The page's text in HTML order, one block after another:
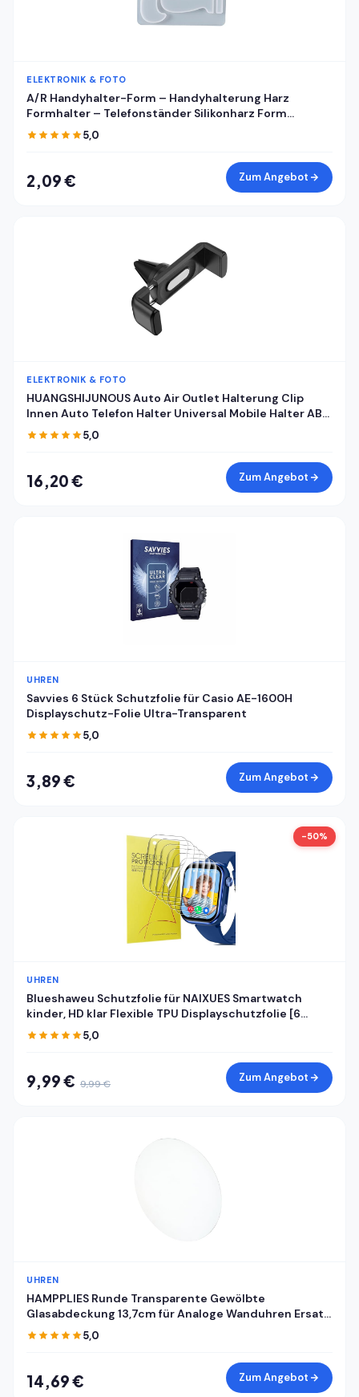
ELEKTRONIK & FOTO
A/R Handyhalter-Form – Handyhalterung Harz
Formhalter – Telefonständer Silikonharz Form
Handyhalter Form Handyhalterung Form
Handyhalterung Form Epoxidharz Gießform für DIY
5,0
2,09 € Zum Angebot
ELEKTRONIK & FOTO
HUANGSHIJUNOUS Auto Air Outlet Halterung Clip
Innen Auto Telefon Halter Universal Mobile Halter ABS
Auto Halterung Telefon Unterstützung Handy Halter
5,0
16,20 € Zum Angebot
UHREN
Savvies 6 Stück Schutzfolie für Casio AE-1600H
Displayschutz-Folie Ultra-Transparent
5,0
3,89 € Zum Angebot
-50%
UHREN
Blueshaweu Schutzfolie für NAIXUES Smartwatch
kinder, HD klar Flexible TPU Displayschutzfolie [6
Stück] Kompatibel für NAIXUES 4G kinder GPS
Smartwatch (Transparenz)
5,0
9,99 € 9,99 € Zum Angebot
UHREN
HAMPPLIES Runde Transparente Gewölbte
Glasabdeckung 13,7cm für Analoge Wanduhren Ersatz
Uhrglas Selbstgemacht Abdeckung für Mechanische
Wanduhrzifferblätter
5,0
14,69 € Zum Angebot